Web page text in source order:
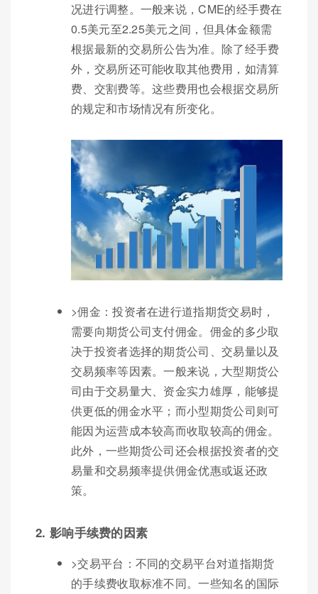
况进行调整。一般来说，CME的经手费在
0.5美元至2.25美元之间，但具体金额需
根据最新的交易所公告为准。除了经手费
外，交易所还可能收取其他费用，如清算
费、交割费等。这些费用也会根据交易所
的规定和市场情况有所变化。
>佣金：投资者在进行道指期货交易时，
需要向期货公司支付佣金。佣金的多少取
决于投资者选择的期货公司、交易量以及
交易频率等因素。一般来说，大型期货公
司由于交易量大、资金实力雄厚，能够提
供更低的佣金水平；而小型期货公司则可
能因为运营成本较高而收取较高的佣金。
此外，一些期货公司还会根据投资者的交
易量和交易频率提供佣金优惠或返还政
策。
2. 影响手续费的因素
>交易平台：不同的交易平台对道指期货
的手续费收取标准不同。一些知名的国际